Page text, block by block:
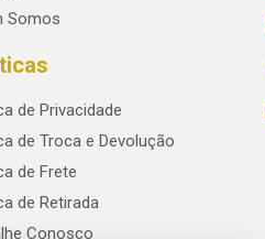
Somos
de Privacidade
de Troca e Devolução
de Frete
de Retirada
Conosco